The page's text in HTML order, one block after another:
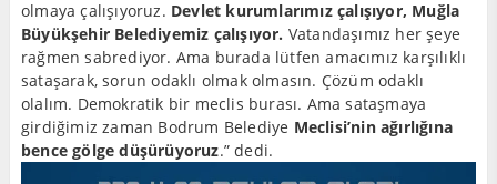
olmaya çalışıyoruz. Devlet kurumlarımız çalışıyor, Muğla
Büyükşehir Belediyemiz çalışıyor. Vatandaşımız her şeye
rağmen sabrediyor. Ama burada lütfen amacımız karşılıklı
sataşarak, sorun odaklı olmak olmasın. Çözüm odaklı
olalım. Demokratik bir meclis burası. Ama sataşmaya
girdiğimiz zaman Bodrum Belediye Meclisi’nin ağırlığına
bence gölge düşürüyoruz.” dedi.